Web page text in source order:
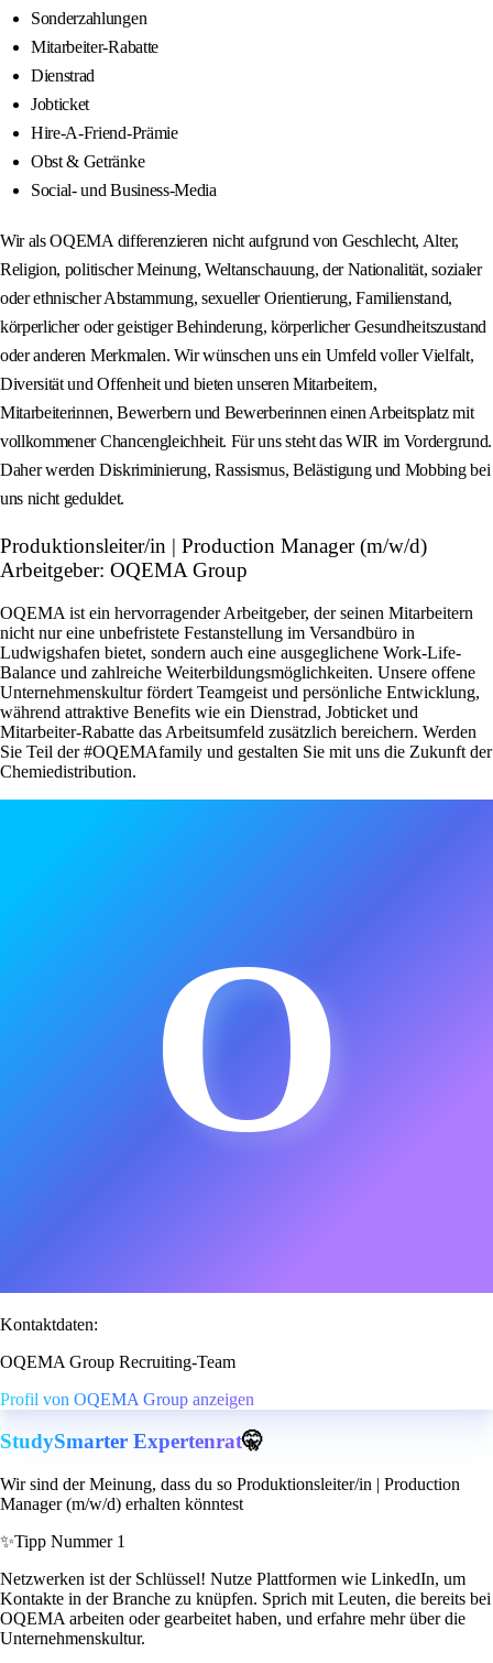
Sonderzahlungen
Mitarbeiter-Rabatte
Dienstrad
Jobticket
Hire-A-Friend-Prämie
Obst & Getränke
Social- und Business-Media
Wir als OQEMA differenzieren nicht aufgrund von Geschlecht, Alter,
Religion, politischer Meinung, Weltanschauung, der Nationalität, sozialer
oder ethnischer Abstammung, sexueller Orientierung, Familienstand,
körperlicher oder geistiger Behinderung, körperlicher Gesundheitszustand
oder anderen Merkmalen. Wir wünschen uns ein Umfeld voller Vielfalt,
Diversität und Offenheit und bieten unseren Mitarbeitern,
Mitarbeiterinnen, Bewerbern und Bewerberinnen einen Arbeitsplatz mit
vollkommener Chancengleichheit. Für uns steht das WIR im Vordergrund.
Daher werden Diskriminierung, Rassismus, Belästigung und Mobbing bei
uns nicht geduldet.
Produktionsleiter/in | Production Manager (m/w/d)
Arbeitgeber: OQEMA Group
OQEMA ist ein hervorragender Arbeitgeber, der seinen Mitarbeitern
nicht nur eine unbefristete Festanstellung im Versandbüro in
Ludwigshafen bietet, sondern auch eine ausgeglichene Work-Life-
Balance und zahlreiche Weiterbildungsmöglichkeiten. Unsere offene
Unternehmenskultur fördert Teamgeist und persönliche Entwicklung,
während attraktive Benefits wie ein Dienstrad, Jobticket und
Mitarbeiter-Rabatte das Arbeitsumfeld zusätzlich bereichern. Werden
Sie Teil der #OQEMAfamily und gestalten Sie mit uns die Zukunft der
Chemiedistribution.
O
Kontaktdaten:
OQEMA Group Recruiting-Team
Profil von OQEMA Group anzeigen
StudySmarter Expertenrat🤫
Wir sind der Meinung, dass du so Produktionsleiter/in | Production
Manager (m/w/d) erhalten könntest
✨Tipp Nummer 1
Netzwerken ist der Schlüssel! Nutze Plattformen wie LinkedIn, um
Kontakte in der Branche zu knüpfen. Sprich mit Leuten, die bereits bei
OQEMA arbeiten oder gearbeitet haben, und erfahre mehr über die
Unternehmenskultur.